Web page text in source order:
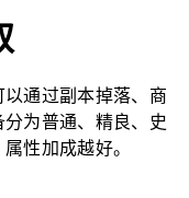
通过副本掉落、商
为普通、精良、史
性加成越好。